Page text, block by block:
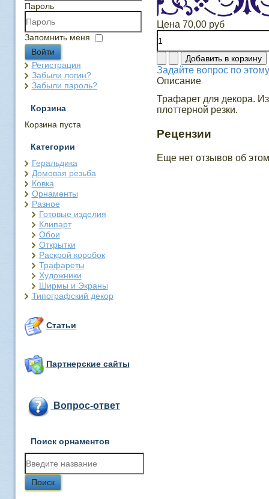
Пароль
Запомнить меня
Войти
Регистрация
Забыли логин?
Забыли пароль?
Корзина
Корзина пуста
Категории
Геральдика
Домовая резьба
Ковка
Орнаменты
Разное
Готовые изделия
Клипарт
Обои
Открытки
Раскрой коробок
Трафареты
Художники
Ширмы и Экраны
Типографский декор
Статьи
Партнерские сайты
Вопрос-ответ
Поиск орнаментов
Цена 70,00 руб
Задайте вопрос по
Описание
Трафарет для декора.
плоттерной резки.
Рецензии
Еще нет отзывов об